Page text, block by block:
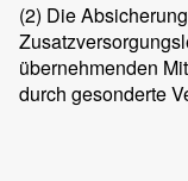
(2) Die
übernehmenden
durch gesonderte